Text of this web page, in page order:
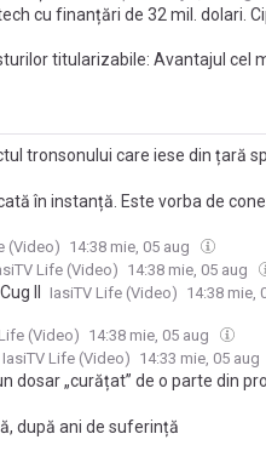
cu finanțări de 32 mil. dolari.
Români din lume
titularizabile: Avantajul cel
vacanțele sunt vacanţe, știi că te
tronsonului care iese din țară
în instanță. Este vorba de
(Video) 14:38 mie, 05 aug
Life (Video) 14:38 mie, 05 aug
II IasiTV Life (Video) 14:38 mie,
(Video) 14:38 mie, 05 aug
IasiTV Life (Video) 14:33 mie, 05 aug
dosar „curățat” de o parte din
după ani de suferință